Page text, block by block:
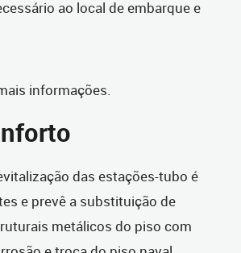
ao local de embarque e
informações.
das estações-tubo é
e prevê a substituição de
metálicos do piso com